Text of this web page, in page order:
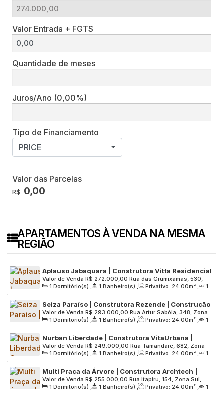
Valor Entrada + FGTS
Quantidade de meses
Juros/Ano (0,00%)
Tipo de Financiamento
PRICE
Valor das Parcelas
R$ 0,00
APARTAMENTOS À VENDA NA MESMA
REGIÃO
Aplauso Jabaquara | Construtora Vitta Residencial
| Pronto | 24 metros | 01 dormitório | sem varanda e
vaga
R$ 272.000,00
Valor de Venda
Rua das Grumixamas, 530,
Zona Sul, 04349-000, Vila Parque Jabaquara, São Paulo,
São Paulo, Brasil
1 Dormitório(s) , 1 Banheiro(s) , Privativo: 24.00m² ,
1
Sala(s) , Útil: 24.00m² , Terreno: 1987.00m²
Seiza Paraíso | Construtora Rezende | Construção
| 24 metros | studio com varanda
R$ 293.000,00
Valor de Venda
Rua Artur Sabóia, 348, Zona
Sul, 04104-060, Paraíso, São Paulo, São Paulo, Brasil
1 Dormitório(s) , 1 Banheiro(s) , Privativo: 24.00m² ,
1
Sala(s) , Útil: 24.00m²
Nurban Liberdade | Construtora VitaUrbana |
Construção | 24 metros | studios com varanda |
sem vaga
R$ 249.000,00
Valor de Venda
Rua Tamandaré, 682, Zona
Central, 01525-000, Liberdade, São Paulo, São Paulo, Brasil
1 Dormitório(s) , 1 Banheiro(s) , Privativo: 24.00m² ,
1
Sala(s) , Útil: 24.00m² , Terreno: 682.00m²
Multi Praça da Árvore | Construtora Archtech |
Pronto | 24 metros | studios com varanda | sem
vaga
R$ 255.000,00
Valor de Venda
Rua Itapiru, 154, Zona Sul,
04143-010, Saúde, São Paulo, São Paulo, Brasil
1 Dormitório(s) , 1 Banheiro(s) , Privativo: 24.00m² ,
1
Sala(s) , Útil: 24.00m² , Terreno: 743.00m²